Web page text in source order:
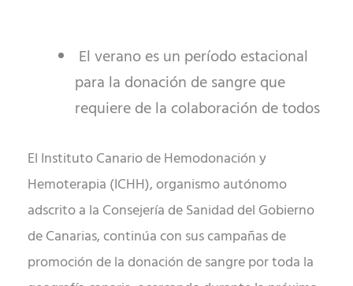
El verano es un período estacional
para la donación de sangre que
requiere de la colaboración de todos
El Instituto Canario de Hemodonación y
Hemoterapia (ICHH), organismo autónomo
adscrito a la Consejería de Sanidad del Gobierno
de Canarias, continúa con sus campañas de
promoción de la donación de sangre por toda la